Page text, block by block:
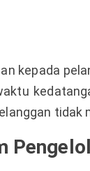
kepada
tidak